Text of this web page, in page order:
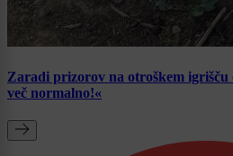
Zaradi prizorov na otroškem igrišču
več normalno!«